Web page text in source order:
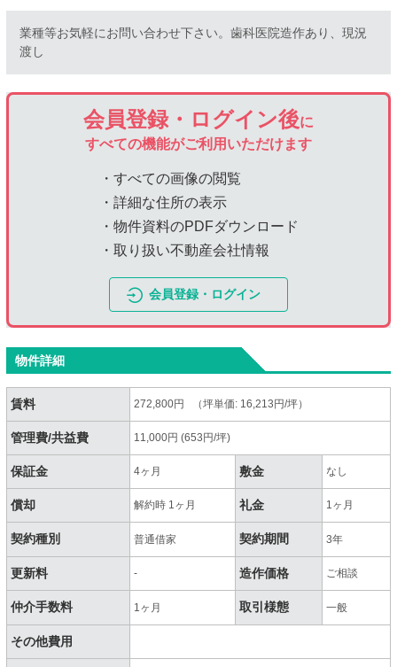
業種等お気軽にお問い合わせ下さい。歯科医院造作あり、現況
渡し
会員登録・ログイン後に
すべての機能がご利用いただけます
・すべての画像の閲覧
・詳細な住所の表示
・物件資料のPDFダウンロード
・取り扱い不動産会社情報
会員登録・ログイン
物件詳細
賃料 272,800円 （坪単価: 16,213円/坪）
管理費/共益費 11,000円 (653円/坪)
保証金 4ヶ月 敷金 なし
償却 解約時 1ヶ月 礼金 1ヶ月
契約種別 普通借家 契約期間 3年
更新料 - 造作価格 ご相談
仲介手数料 1ヶ月 取引様態 一般
その他費用